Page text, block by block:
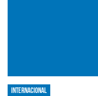
Internacional